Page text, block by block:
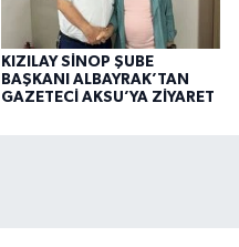
KIZILAY SİNOP ŞUBE
BAŞKANI ALBAYRAK’TAN
GAZETECİ AKSU’YA ZİYARET